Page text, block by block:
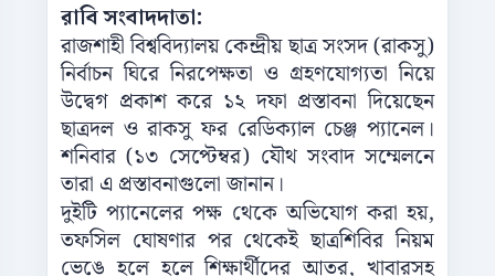
রাবি সংবাদদাতা:
রাজশাহী বিশ্ববিদ্যালয় কেন্দ্রীয় ছাত্র সংসদ (রাকসু)
নির্বাচন ঘিরে নিরপেক্ষতা ও গ্রহণযোগ্যতা নিয়ে
উদ্বেগ প্রকাশ করে ১২ দফা প্রস্তাবনা দিয়েছেন
ছাত্রদল ও রাকসু ফর রেডিক্যাল চেঞ্জ প্যানেল।
শনিবার (১৩ সেপ্টেম্বর) যৌথ সংবাদ সম্মেলনে
তারা এ প্রস্তাবনাগুলো জানান।
দুইটি প্যানেলের পক্ষ থেকে অভিযোগ করা হয়,
তফসিল ঘোষণার পর থেকেই ছাত্রশিবির নিয়ম
ভেঙে হলে হলে শিক্ষার্থীদের আতর, খাবারসহ